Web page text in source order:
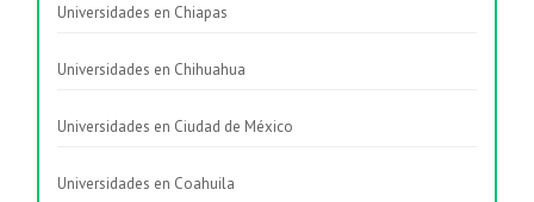
Universidades en Chiapas
Universidades en Chihuahua
Universidades en Ciudad de México
Universidades en Coahuila